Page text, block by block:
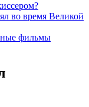
во время Великой
фильмы